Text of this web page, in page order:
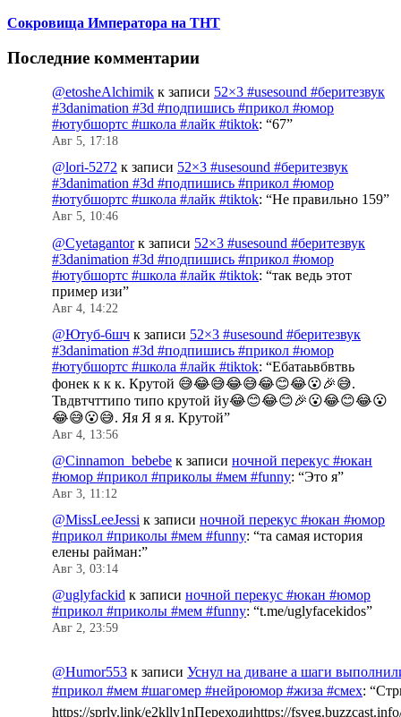
Сокровища Императора на ТНТ
Последние комментарии
@etosheAlchimik к записи 52×3 #usesound #беритезвук
#3danimation #3d #подпишись #прикол #юмор
#ютубшортс #школа #лайк #tiktok: “67”
Авг 5, 17:18
@lori-5272 к записи 52×3 #usesound #беритезвук
#3danimation #3d #подпишись #прикол #юмор
#ютубшортс #школа #лайк #tiktok: “Не правильно 159”
Авг 5, 10:46
@Cyetagantorк записи 52×3 #usesound #беритезвук
#3danimation #3d #подпишись #прикол #юмор
#ютубшортс #школа #лайк #tiktok: “так ведь этот
пример изи”
Авг 4, 14:22
@Ютуб-6шч к записи 52×3 #usesound #беритезвук
#3danimation #3d #подпишись #прикол #юмор
#ютубшортс #школа #лайк #tiktok: “Ебатаьвбвтвь
фонек к к к. Крутой 😅😂😅😂😅😂😊😂😮🎉😅.
Твдвтчттипо типо крутой йу😂😊😂😊🎉😮😂😊😂😮
😂😅😮😅. Яя Я я я. Крутой”
Авг 4, 13:56
@Cinnamon_bebebe к записи ночной перекус #юкан
#юмор #прикол #приколы #мем #funny: “Это я”
Авг 3, 11:12
@MissLeeJessi к записи ночной перекус #юкан #юмор
#прикол #приколы #мем #funny: “та самая история
елены райман:”
Авг 3, 03:14
@uglyfackid к записи ночной перекус #юкан #юмор
#прикол #приколы #мем #funny: “t.me/uglyfacekidos”
Авг 2, 23:59
@Humor553 к записи Уснул на диване а шаги
#прикол #мем #шагомер #нейроюмор #жиза #смех: “
https://sprlv.link/e2klly1nПереходиhttps://